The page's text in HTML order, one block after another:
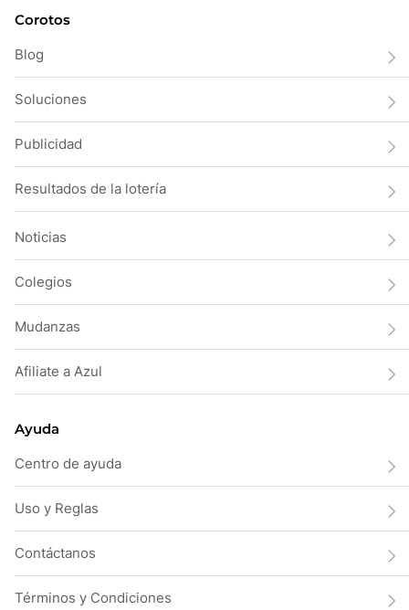
Corotos
Blog
Soluciones
Publicidad
Resultados de la lotería
Noticias
Colegios
Mudanzas
Afiliate a Azul
Ayuda
Centro de ayuda
Uso y Reglas
Contáctanos
Términos y Condiciones